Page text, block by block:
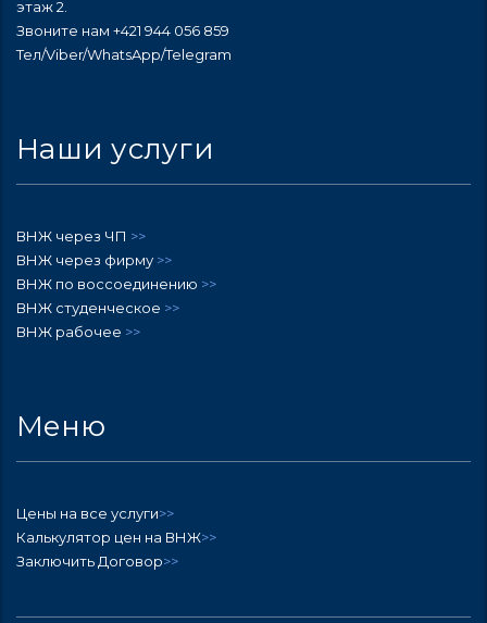
этаж 2.
Звоните нам +421 944 056 859
Тел/Viber/WhatsApp/Telegram
Наши услуги
ВНЖ через ЧП >>
ВНЖ через фирму >>
ВНЖ по воссоединению >>
ВНЖ студенческое >>
ВНЖ рабочее >>
Меню
Цены на все услуги>>
Калькулятор цен на ВНЖ>>
Заключить Договор>>